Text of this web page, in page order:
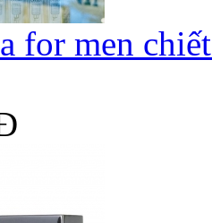
for men